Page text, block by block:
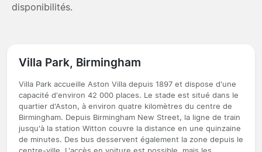
disponibilités.
Villa Park, Birmingham
Villa Park accueille Aston Villa depuis 1897 et dispose d'une
capacité d'environ 42 000 places. Le stade est situé dans le
quartier d'Aston, à environ quatre kilomètres du centre de
Birmingham. Depuis Birmingham New Street, la ligne de train
jusqu'à la station Witton couvre la distance en une quinzaine
de minutes. Des bus desservent également la zone depuis le